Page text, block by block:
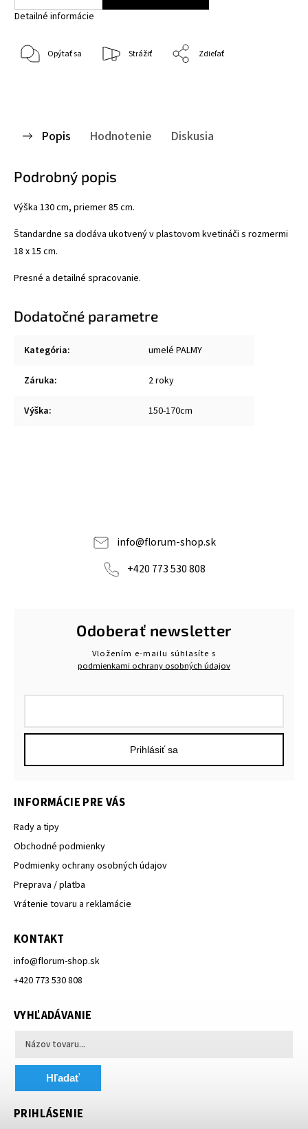
Detailné informácie
Opýtať sa Strážiť Zdieľať
Popis Hodnotenie Diskusia
Podrobný popis
Výška 130 cm, priemer 85 cm.
Štandardne sa dodáva ukotvený v plastovom kvetináči s rozmermi
18 x 15 cm.
Presné a detailné spracovanie.
Dodatočné parametre
Kategória: umelé PALMY
Záruka: 2 roky
Výška: 150-170cm
info@florum-shop.sk
+420 773 530 808
Odoberať newsletter
Vložením e-mailu súhlasíte s
podmienkami ochrany osobných údajov
Prihlásiť sa
INFORMÁCIE PRE VÁS
Rady a tipy
Obchodné podmienky
Podmienky ochrany osobných údajov
Preprava / platba
Vrátenie tovaru a reklamácie
KONTAKT
info@florum-shop.sk
+420 773 530 808
VYHĽADÁVANIE
Hľadať
PRIHLÁSENIE